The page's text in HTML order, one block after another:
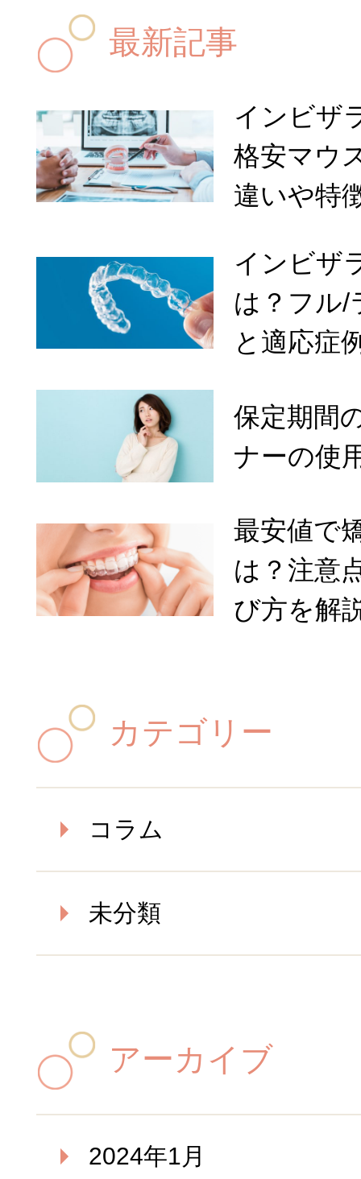
最新記事
インビザ
格安マウ
違いや特
インビザ
は？フル/
と適応症
保定期間
ナーの使
最安値で
は？注意
び方を解
カテゴリー
コラム
未分類
アーカイブ
2024年1月